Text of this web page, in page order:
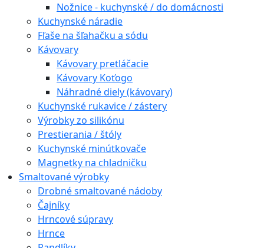
Nožnice - kuchynské / do domácnosti
Kuchynské náradie
Fľaše na šľahačku a sódu
Kávovary
Kávovary pretláčacie
Kávovary Koťogo
Náhradné diely (kávovary)
Kuchynské rukavice / zástery
Výrobky zo silikónu
Prestierania / štóly
Kuchynské minútkovače
Magnetky na chladničku
Smaltované výrobky
Drobné smaltované nádoby
Čajníky
Hrncové súpravy
Hrnce